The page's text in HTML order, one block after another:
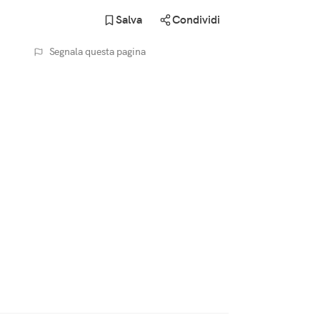
Salva Condividi
Segnala questa pagina